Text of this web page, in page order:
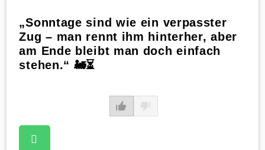
„Sonntage sind wie ein verpasster
Zug – man rennt ihm hinterher, aber
am Ende bleibt man doch einfach
stehen.“ 🚂⏳